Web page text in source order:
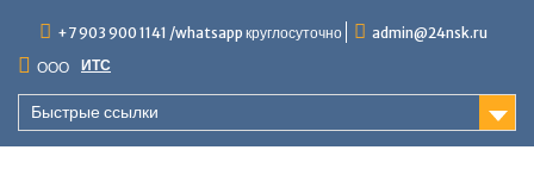
содержимому
+7 903 900 1141 /whatsapp круглосуточно
admin@24nsk.ru
ООО
ИТС
Быстрые ссылки